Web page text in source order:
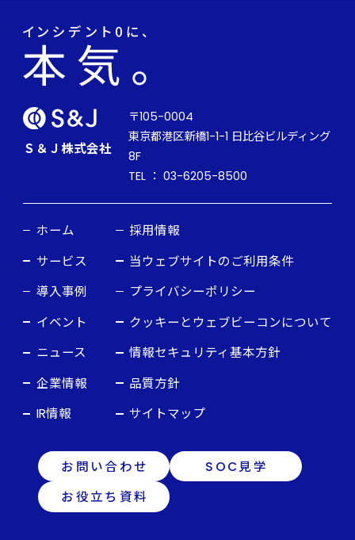
Ｓ＆Ｊ株式会社
〒105-0004
東京都港区新橋1-1-1 日比谷ビルディング
8F
TEL ： 03-6205-8500
ホーム
サービス
導入事例
イベント
ニュース
企業情報
IR情報
採用情報
当ウェブサイトのご利用条件
プライバシーポリシー
クッキーとウェブビーコンについて
情報セキュリティ基本方針
品質方針
サイトマップ
お問い合わせ
SOC見学
お役立ち資料